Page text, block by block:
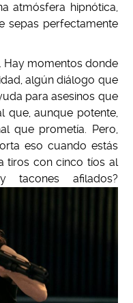
atmósfera hipnótica,
sepas perfectamente
Hay momentos donde
algún diálogo que
para asesinos que
que, aunque potente,
que prometía. Pero,
eso cuando estás
tiros con cinco tíos al
afilados?